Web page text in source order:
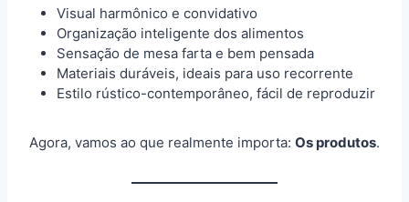
Visual harmônico e convidativo
Organização inteligente dos alimentos
Sensação de mesa farta e bem pensada
Materiais duráveis, ideais para uso recorrente
Estilo rústico-contemporâneo, fácil de reproduzir
Agora, vamos ao que realmente importa: Os produtos.